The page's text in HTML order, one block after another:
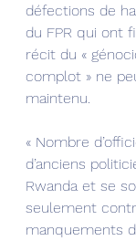
défections de
du FPR qui ont
récit du «
complot » ne
maintenu.
« Nombre
d’anciens
Rwanda et se
seulement
manquements